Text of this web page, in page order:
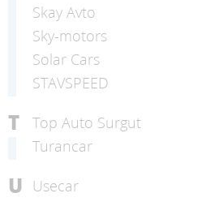
Skay Avto
Sky-motors
Solar Cars
STAVSPEED
T
Top Auto Surgut
Turancar
U Usecar